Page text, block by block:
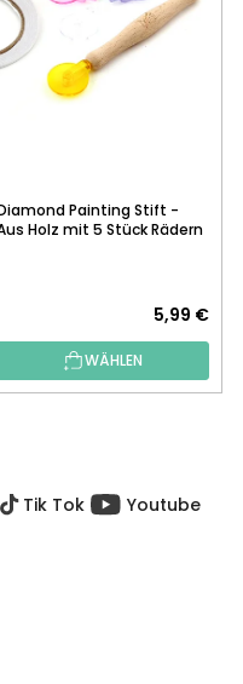
Painting Stift -
Holz mit 5 Stück Rädern
5,99 €
WÄHLEN
Tik Tok Youtube